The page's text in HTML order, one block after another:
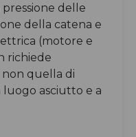
delle
della catena e
(motore e
richiede
non quella di
asciutto e a